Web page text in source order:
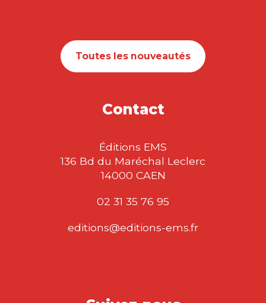
Toutes les nouveautés
Contact
Éditions EMS
136 Bd du Maréchal Leclerc
14000 CAEN
02 31 35 76 95
editions@editions-ems.fr